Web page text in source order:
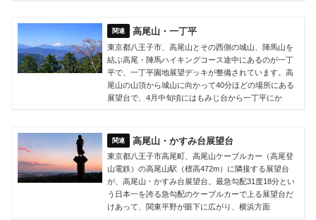
高尾山・一丁平
東京都八王子市、高尾山とその西側の城山、陣馬山を
結ぶ高尾・陣馬ハイキングコース途中にあるのが一丁
平で、一丁平園地展望デッキが整備されています。高
尾山の山頂から城山に向かって40分ほどの場所にある
展望台で、4月中旬頃にはもみじ台から一丁平にか
高尾山・かすみ台展望台
東京都八王子市高尾町、高尾山ケーブルカー（高尾登
山電鉄）の高尾山駅（標高472m）に隣接する展望台
が、高尾山・かすみ台展望台。最急勾配31度18分とい
う日本一を誇る急勾配のケーブルカーで上る展望台だ
けあって、関東平野が眼下に広がり、横浜方面